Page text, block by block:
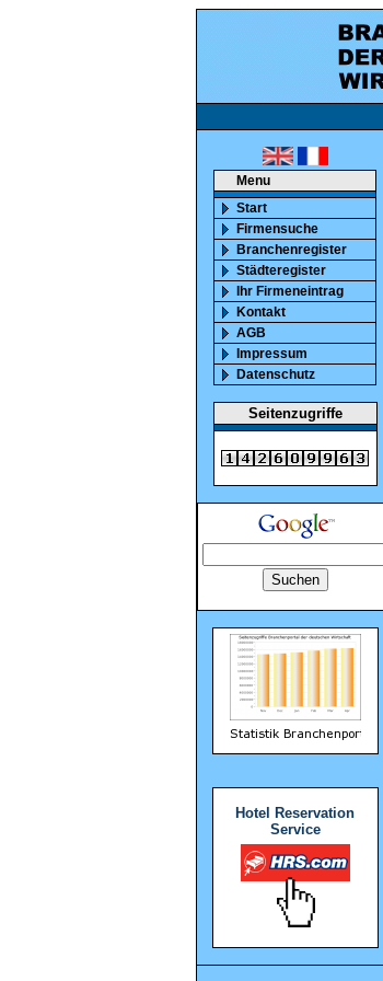
ca.
Menu
Start
Firmensuche
Branchenregister
Städteregister
Ihr Firmeneintrag
Kontakt
AGB
Impressum
Datenschutz
Seitenzugriffe
Hotel Reservation
Service